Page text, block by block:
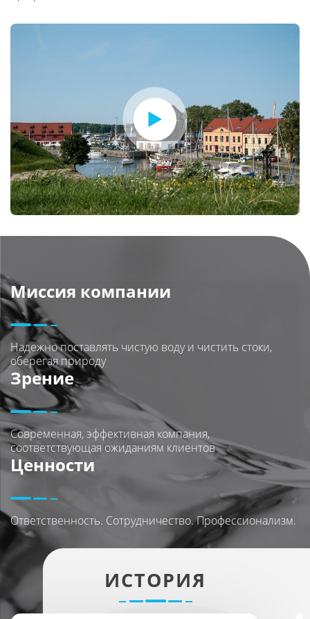
Миссия компании
Надежно поставлять чистую воду и чистить стоки,
оберегая природу
Зрение
Современная, эффективная компания,
соответствующая ожиданиям клиентов
Ценности
Ответственность. Сотрудничество. Профессионализм.
ИСТОРИЯ